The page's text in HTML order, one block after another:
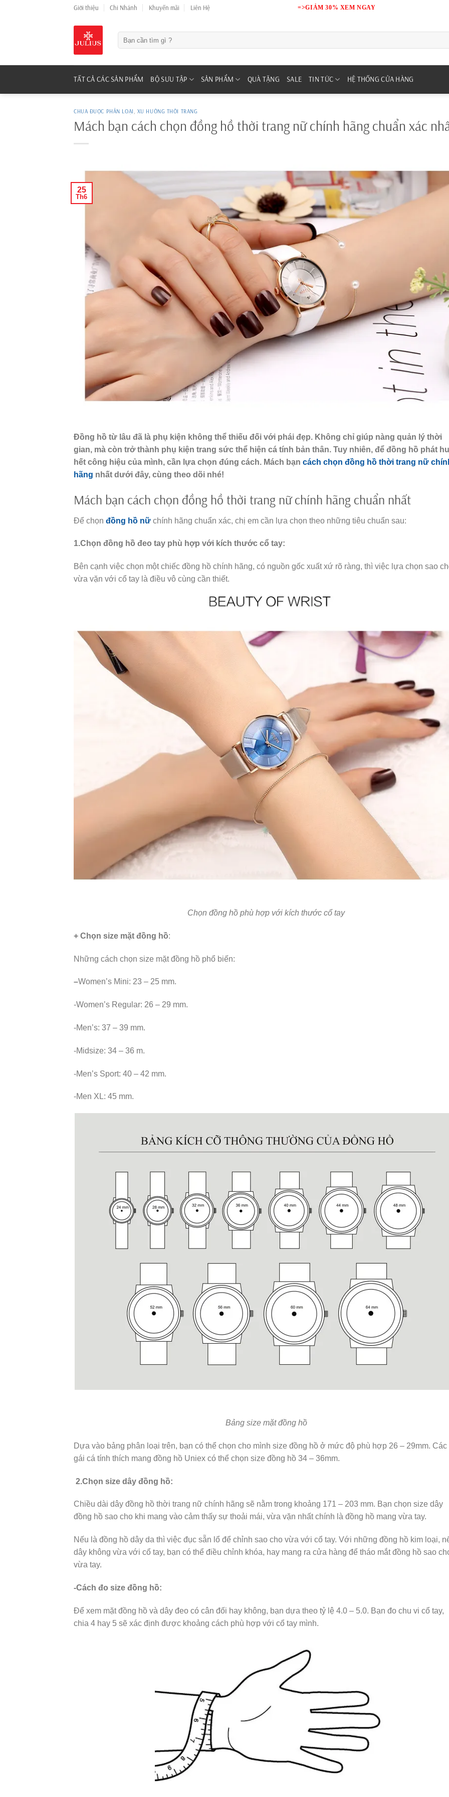
Giới thiệu Chi Nhánh Khuyến mãi Liên Hệ =>GIẢM 30% XEM NGAY
kiếm:
TẤT CẢ CÁC SẢN PHẨM BỘ SƯU TẬP SẢN PHẨM QUÀ TẶNG SALE TIN TỨC HỆ THỐNG CỬA HÀNG
CHƯA ĐƯỢC PHÂN LOẠI , XU HƯỚNG THỜI TRANG
Mách bạn cách chọn đồng hồ thời trang nữ chính hãng chuẩn xác
25
Th6
Đồng hồ từ lâu đã là phụ kiện không thể thiếu đối với phái đẹp. Không chỉ giúp nàng quản lý thời
gian, mà còn trở thành phụ kiện trang sức thể hiện cá tính bản thân. Tuy nhiên, để đồng hồ phát
hết công hiệu của mình, cần lựa chọn đúng cách. Mách bạn cách chọn đồng hồ thời trang nữ
hãng nhất dưới đây, cùng theo dõi nhé!
Mách bạn cách chọn đồng hồ thời trang nữ chính hãng chuẩn nhất
Để chọn đồng hồ nữ chính hãng chuẩn xác, chị em cần lựa chọn theo những tiêu chuẩn sau:
1.Chọn đồng hồ đeo tay phù hợp với kích thước cổ tay:
Bên cạnh việc chọn một chiếc đồng hồ chính hãng, có nguồn gốc xuất xứ rõ ràng, thì việc lựa chọn sao
vừa vặn với cổ tay là điều vô cùng cần thiết.
Chọn đồng hồ phù hợp với kích thước cổ tay
+ Chọn size mặt đồng hồ:
Những cách chọn size mặt đồng hồ phổ biến:
–Women’s Mini: 23 – 25 mm.
-Women’s Regular: 26 – 29 mm.
-Men’s: 37 – 39 mm.
-Midsize: 34 – 36 m.
-Men’s Sport: 40 – 42 mm.
-Men XL: 45 mm.
Bảng size mặt đồng hồ
Dựa vào bảng phân loại trên, bạn có thể chọn cho mình size đồng hồ ở mức độ phù hợp 26 – 29mm. Các
gái cá tính thích mang đồng hồ Uniex có thể chọn size đồng hồ 34 – 36mm.
2.Chọn size dây đồng hồ:
Chiều dài dây đồng hồ thời trang nữ chính hãng sẽ nằm trong khoảng 171 – 203 mm. Bạn chọn size dây
đồng hồ sao cho khi mang vào cảm thấy sự thoải mái, vừa vặn nhất chính là đồng hồ mang vừa tay.
Nếu là đồng hồ dây da thì việc đục sẵn lổ để chỉnh sao cho vừa với cổ tay. Với những đồng hồ kim loại,
dây không vừa với cổ tay, bạn có thể điều chỉnh khóa, hay mang ra cửa hàng để tháo mắt đồng hồ sao
vừa tay.
-Cách đo size đồng hồ:
Để xem mặt đồng hồ và dây đeo có cân đối hay không, bạn dựa theo tỷ lệ 4.0 – 5.0. Bạn đo chu vi cổ tay,
chia 4 hay 5 sẽ xác định được khoảng cách phù hợp với cổ tay mình.